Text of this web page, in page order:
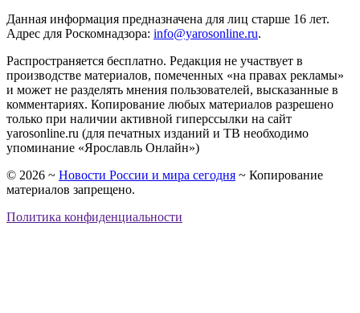
Данная информация предназначена для лиц старше 16 лет.
Адрес для Роскомнадзора: info@yarosonline.ru.
Распространяется бесплатно. Редакция не участвует в
производстве материалов, помеченных «на правах рекламы»
и может не разделять мнения пользователей, высказанные в
комментариях. Копирование любых материалов разрешено
только при наличии активной гиперссылки на сайт
yarosonline.ru (для печатных изданий и ТВ необходимо
упоминание «Ярославль Онлайн»)
© 2026 ~ Новости России и мира сегодня ~ Копирование
материалов запрещено.
Политика конфиденциальности